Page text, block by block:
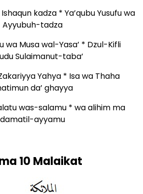
kadza * Ya’qubu Yusufu wa
Ayyubuh-tadza
wa Musa wal-Yasa’ * Dzul-Kifli
Sulaimanut-taba’
Yahya * Isa wa Thaha
da’ ghayya
was-salamu * wa alihim ma
damatil-ayyamu
10 Malaikat